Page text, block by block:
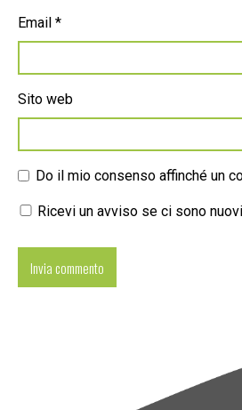
Email *
Sito web
Do il mio consenso affinché un
Ricevi un avviso se ci sono